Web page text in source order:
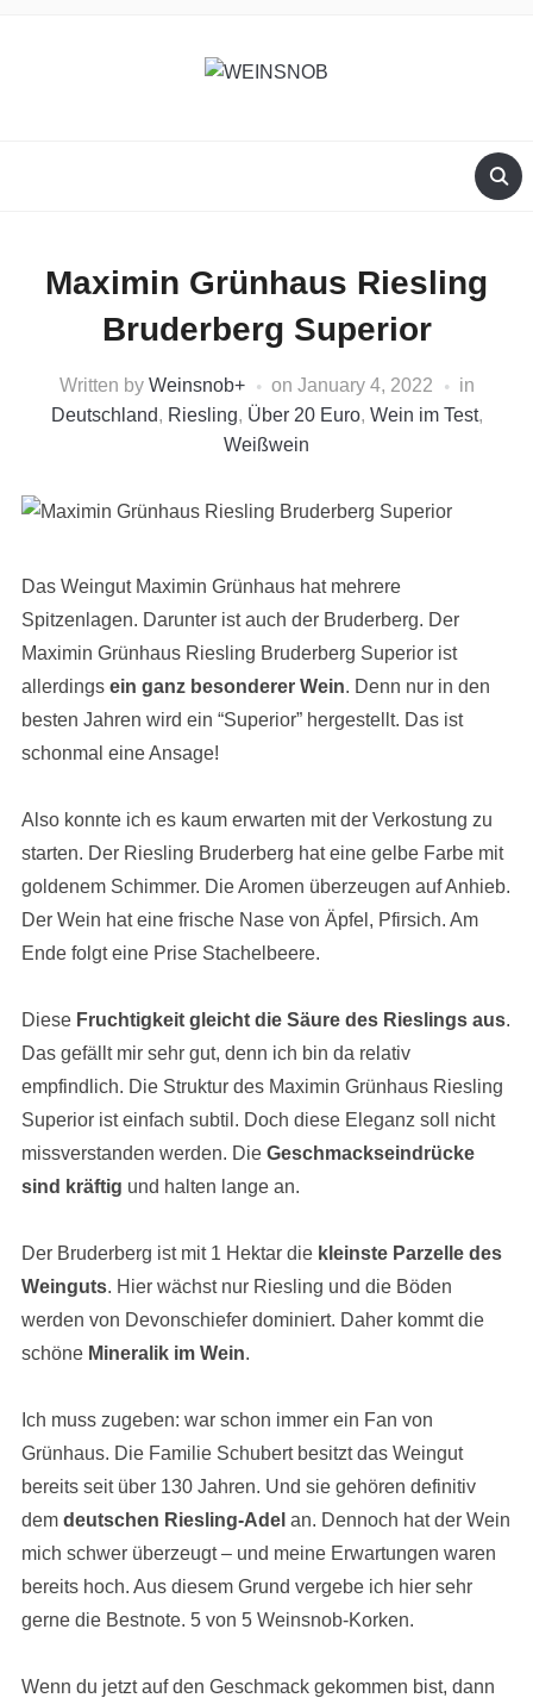
Maximin Grünhaus Riesling
Bruderberg Superior
Written by Weinsnob+ on January 4, 2022
in
Deutschland, Riesling, Über 20 Euro, Wein im Test,
Weißwein
Das Weingut Maximin Grünhaus hat mehrere
Spitzenlagen. Darunter ist auch der Bruderberg. Der
Maximin Grünhaus Riesling Bruderberg Superior ist
allerdings ein ganz besonderer Wein. Denn nur in den
besten Jahren wird ein “Superior” hergestellt. Das ist
schonmal eine Ansage!
Also konnte ich es kaum erwarten mit der Verkostung zu
starten. Der Riesling Bruderberg hat eine gelbe Farbe mit
goldenem Schimmer. Die Aromen überzeugen auf Anhieb.
Der Wein hat eine frische Nase von Äpfel, Pfirsich. Am
Ende folgt eine Prise Stachelbeere.
Diese Fruchtigkeit gleicht die Säure des Rieslings aus.
Das gefällt mir sehr gut, denn ich bin da relativ
empfindlich. Die Struktur des Maximin Grünhaus Riesling
Superior ist einfach subtil. Doch diese Eleganz soll nicht
missverstanden werden. Die Geschmackseindrücke
sind kräftig und halten lange an.
Der Bruderberg ist mit 1 Hektar die kleinste Parzelle des
Weinguts. Hier wächst nur Riesling und die Böden
werden von Devonschiefer dominiert. Daher kommt die
schöne Mineralik im Wein.
Ich muss zugeben: war schon immer ein Fan von
Grünhaus. Die Familie Schubert besitzt das Weingut
bereits seit über 130 Jahren. Und sie gehören definitiv
dem deutschen Riesling-Adel an. Dennoch hat der Wein
mich schwer überzeugt – und meine Erwartungen waren
bereits hoch. Aus diesem Grund vergebe ich hier sehr
gerne die Bestnote. 5 von 5 Weinsnob-Korken.
Wenn du jetzt auf den Geschmack gekommen bist, dann